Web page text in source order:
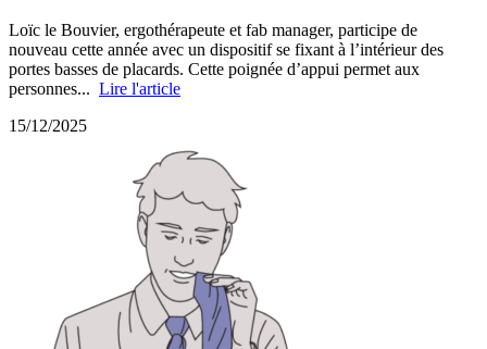
Loïc le Bouvier, ergothérapeute et fab manager, participe de
nouveau cette année avec un dispositif se fixant à l’intérieur des
portes basses de placards. Cette poignée d’appui permet aux
personnes... Lire l'article
15/12/2025